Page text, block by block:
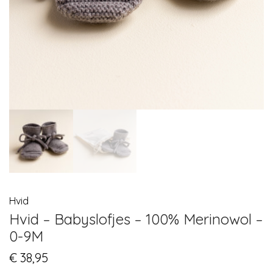
Hvid
Hvid – Babyslofjes – 100% Merinowol –
0-9M
€ 38,95